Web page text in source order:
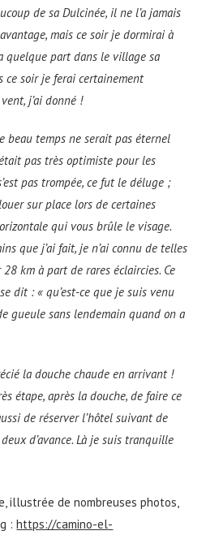
de sa Dulcinée, il ne l’a jamais
mais ce soir je dormirai à
quelque part dans le village sa
ce soir je ferai certainement
j’ai donné !
beau temps ne serait pas éternel
pas très optimiste pour les
pas trompée, ce fut le déluge ;
sur place lors de certaines
qui vous brûle le visage.
que j’ai fait, je n’ai connu de telles
km à part de rares éclaircies. Ce
dit : « qu’est-ce que je suis venu
gueule sans lendemain quand on a
la douche chaude en arrivant !
étape, après la douche, de faire ce
de réserver l’hôtel suivant de
d’avance. Là je suis tranquille
illustrée de nombreuses photos,
:https://camino-el-